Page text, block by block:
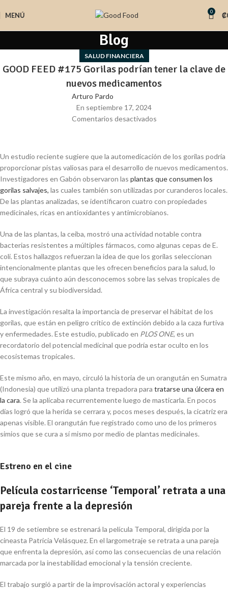
MENÚ 0 ₡
Blog
SALUD FINANCIERA
GOOD FEED #175 Gorilas podrían tener la clave de
nuevos medicamentos
Arturo Pardo
En septiembre 17, 2024
Comentarios desactivados
Un estudio reciente sugiere que la automedicación de los gorilas podría
proporcionar pistas valiosas para el desarrollo de nuevos medicamentos.
Investigadores en Gabón observaron las plantas que consumen los
gorilas salvajes, las cuales también son utilizadas por curanderos locales.
De las plantas analizadas, se identificaron cuatro con propiedades
medicinales, ricas en antioxidantes y antimicrobianos.
Una de las plantas, la ceiba, mostró una actividad notable contra
bacterias resistentes a múltiples fármacos, como algunas cepas de E.
coli. Estos hallazgos refuerzan la idea de que los gorilas seleccionan
intencionalmente plantas que les ofrecen beneficios para la salud, lo
que subraya cuánto aún desconocemos sobre las selvas tropicales de
África central y su biodiversidad.
La investigación resalta la importancia de preservar el hábitat de los
gorilas, que están en peligro crítico de extinción debido a la caza furtiva
y enfermedades. Este estudio, publicado en PLOS ONE, es un
recordatorio del potencial medicinal que podría estar oculto en los
ecosistemas tropicales.
Este mismo año, en mayo, circuló la historia de un orangután en Sumatra
(Indonesia) que utilizó una planta trepadora para tratarse una úlcera en
la cara. Se la aplicaba recurrentemente luego de masticarla. En pocos
días logró que la herida se cerrara y, pocos meses después, la cicatriz era
apenas visible. El orangután fue registrado como uno de los primeros
simios que se cura a sí mismo por medio de plantas medicinales.
Estreno en el cine
Película costarricense ‘Temporal’ retrata a una
pareja frente a la depresión
El 19 de setiembre se estrenará la película Temporal, dirigida por la
cineasta Patricia Velásquez. En el largometraje se retrata a una pareja
que enfrenta la depresión, así como las consecuencias de una relación
marcada por la inestabilidad emocional y la tensión creciente.
El trabajo surgió a partir de la improvisación actoral y experiencias